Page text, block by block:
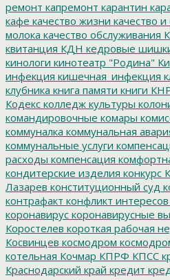
ремонт капремонт карантин
кафе качество жизни качество
молока качество обслуживания
квитанция КДН кедровые
кинологи кинотеатр "Родина"
инфекция кишечная_инфекция
клубника книга памяти книги
Кодекс колледж культуры
командировочные комары
коммуналка коммунальная
коммунальные услуги
расходы компенсация
кондитерские изделия конкурс
Лазарев конституционный суд
контрафакт конфликт интересов
коронавирус коронавирусные
Коростелев короткая рабочая
Косвинцев космодром
котельная Кочмар КПРФ КПСС
Краснодарский край кредит